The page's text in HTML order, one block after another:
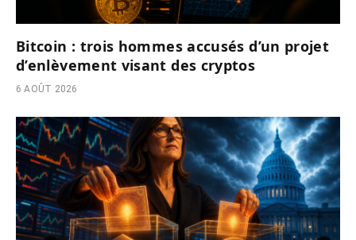
Bitcoin : trois hommes accusés d’un projet
d’enlèvement visant des cryptos
6 AOÛT 2026